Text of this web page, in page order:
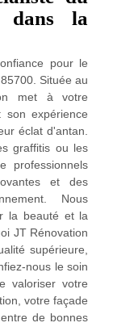
dans la
pour le
Située au
met à votre
son expérience
éclat d'antan.
graffitis ou les
professionnels
et des
Nous
la beauté et la
JT Rénovation
supérieure,
nous le soin
valoriser votre
votre façade
de bonnes